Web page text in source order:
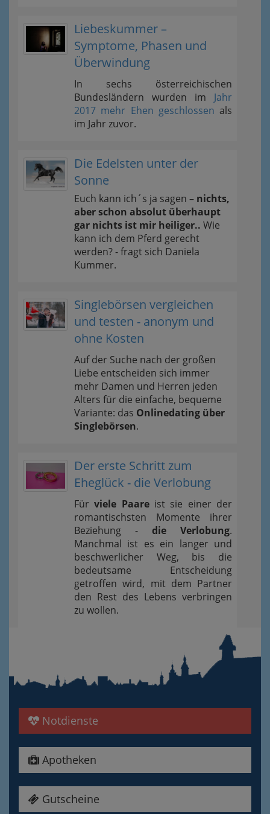
Liebeskummer –
Symptome, Phasen und
Überwindung
In sechs österreichischen
Bundesländern wurden im Jahr
2017 mehr Ehen geschlossen als
im Jahr zuvor.
Die Edelsten unter der
Sonne
Euch kann ich´s ja sagen – nichts,
aber schon absolut überhaupt
gar nichts ist mir heiliger.. Wie
kann ich dem Pferd gerecht
werden? - fragt sich Daniela
Kummer.
Singlebörsen vergleichen
und testen - anonym und
ohne Kosten
Auf der Suche nach der großen
Liebe entscheiden sich immer
mehr Damen und Herren jeden
Alters für die einfache, bequeme
Variante: das Onlinedating über
Singlebörsen.
Der erste Schritt zum
Eheglück - die Verlobung
Fürviele Paareist sie einer der
romantischsten Momente ihrer
Beziehung - die Verlobung.
Manchmal ist es ein langer und
beschwerlicher Weg, bis die
bedeutsame Entscheidung
getroffen wird, mit dem Partner
den Rest des Lebens verbringen
zu wollen.
Notdienste
Apotheken
Gutscheine